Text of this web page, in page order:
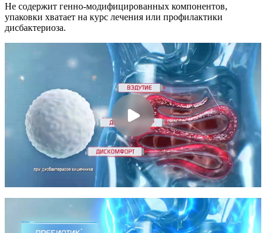
Не содержит генно-модифицированных компонентов,
упаковки хватает на курс лечения или профилактики
дисбактериоза.